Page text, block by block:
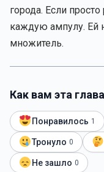
города. Если
каждую ампулу. Ей
множитель.
Как вам эта
Понравилось 1
Тронуло 0
Не зашло 0